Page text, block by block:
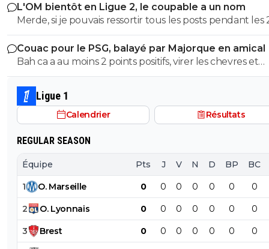
au lieu de 75, quel mensonge. Avocat, tu serais commis
d'office, un avocat à 2 balles. Et en plus ce n'est pas si
puisqu'au retour il y a eu 7 min de temps additionel
a joué 78 min à 10 Et encore une fois rien a voir de
quand tu dois ne pas encaisser ou que tu dois marquer. Mais
ça tu ne peux pas comprendre puisque tu n'as jamais
pieds sur un terrain
L'OM bientôt en Ligue 2, le coupable a un nom
Merde, si je pouvais ressortir tous les posts pendant les
dernieres années ou je denoncais cet imposteur ... et
insultes de ses groupies qui voulaient me faire avaler sa
semence comme eux ...
Couac pour le PSG, balayé par Majorque en amical
Bah ca a au moins 2 points positifs, virer les chevres et
démeloniser les autres, c’est plutot bien vu.
Ligue 1
Calendrier Résultats
REGULAR SEASON
Équipe Pts J V N D BP BC
1 O. Marseille 0 0 0 0 0 0 0
2 O. Lyonnais 0 0 0 0 0 0 0
3 Brest 0 0 0 0 0 0 0